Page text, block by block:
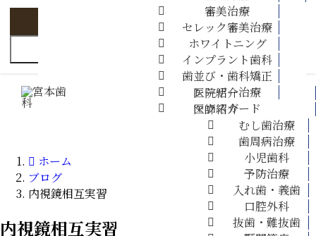
料金表
審美治療
セレック審美治療
ホワイトニング
インプラント歯科
歯並び・歯科矯正
レーザー治療
マウスガード
医院紹介
医師紹介
むし歯治療
歯周病治療
小児歯科
予防治療
入れ歯・義歯
口腔外科
抜歯・難抜歯
ホーム
ブログ
内視鏡相互実習
内視鏡相互実習